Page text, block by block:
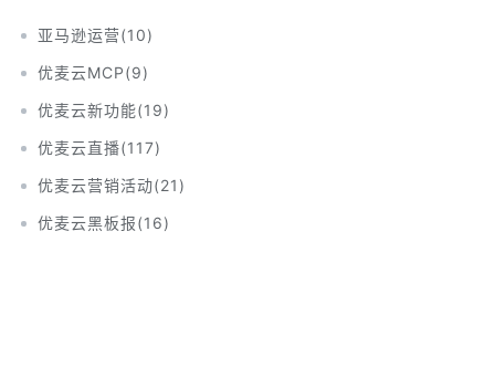
亚马逊运营(10)
优麦云MCP(9)
优麦云新功能(19)
优麦云直播(117)
优麦云营销活动(21 )
优麦云黑板报(16)